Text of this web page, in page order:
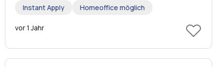
Instant Apply Homeoffice möglich
vor 1 Jahr